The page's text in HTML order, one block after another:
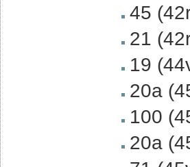
45
21
19
20a
100
20a